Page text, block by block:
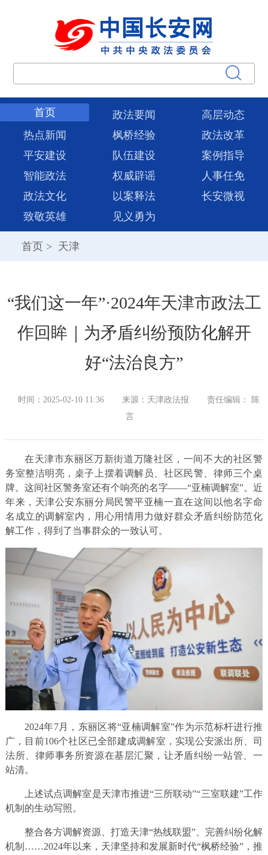
首页 政法要闻
高层动态
热点新闻
枫桥经验
政法改革
平安建设
队伍建设
案例指导
智能政法
权威辟谣
人事任免
政法文化
以案释法
长安微视
致敬英雄
见义勇为
首页 > 天津
“我们这一年”·2024年天津市政法工
作回眸｜为矛盾纠纷预防化解开
好“法治良方”
时间：2025-02-10 11:36 来源：天津政法报
责任编辑： 陈
言
在天津市东丽区万新街道万隆社区，一间不大的社区警
务室整洁明亮，桌子上摆着调解员、社区民警、律师三个桌
牌。这间社区警务室还有个响亮的名字——“亚楠调解室”。近
年来，天津公安东丽分局民警平亚楠一直在这间以他名字命
名成立的调解室内，用心用情用力做好群众矛盾纠纷防范化
解工作，得到了当事群众的一致认可。
2024年7月，东丽区将“亚楠调解室”作为示范标杆进行推
广，目前106个社区已全部建成调解室，实现公安派出所、司
法所、律师事务所资源在基层汇聚，让矛盾纠纷一站管、一
站清。
上述试点调解室是天津市推进“三所联动”“三室联建”工作
机制的生动写照。
整合各方调解资源、打造天津“热线联盟”、完善纠纷化解
机制……2024年以来，天津坚持和发展新时代“枫桥经验”，推